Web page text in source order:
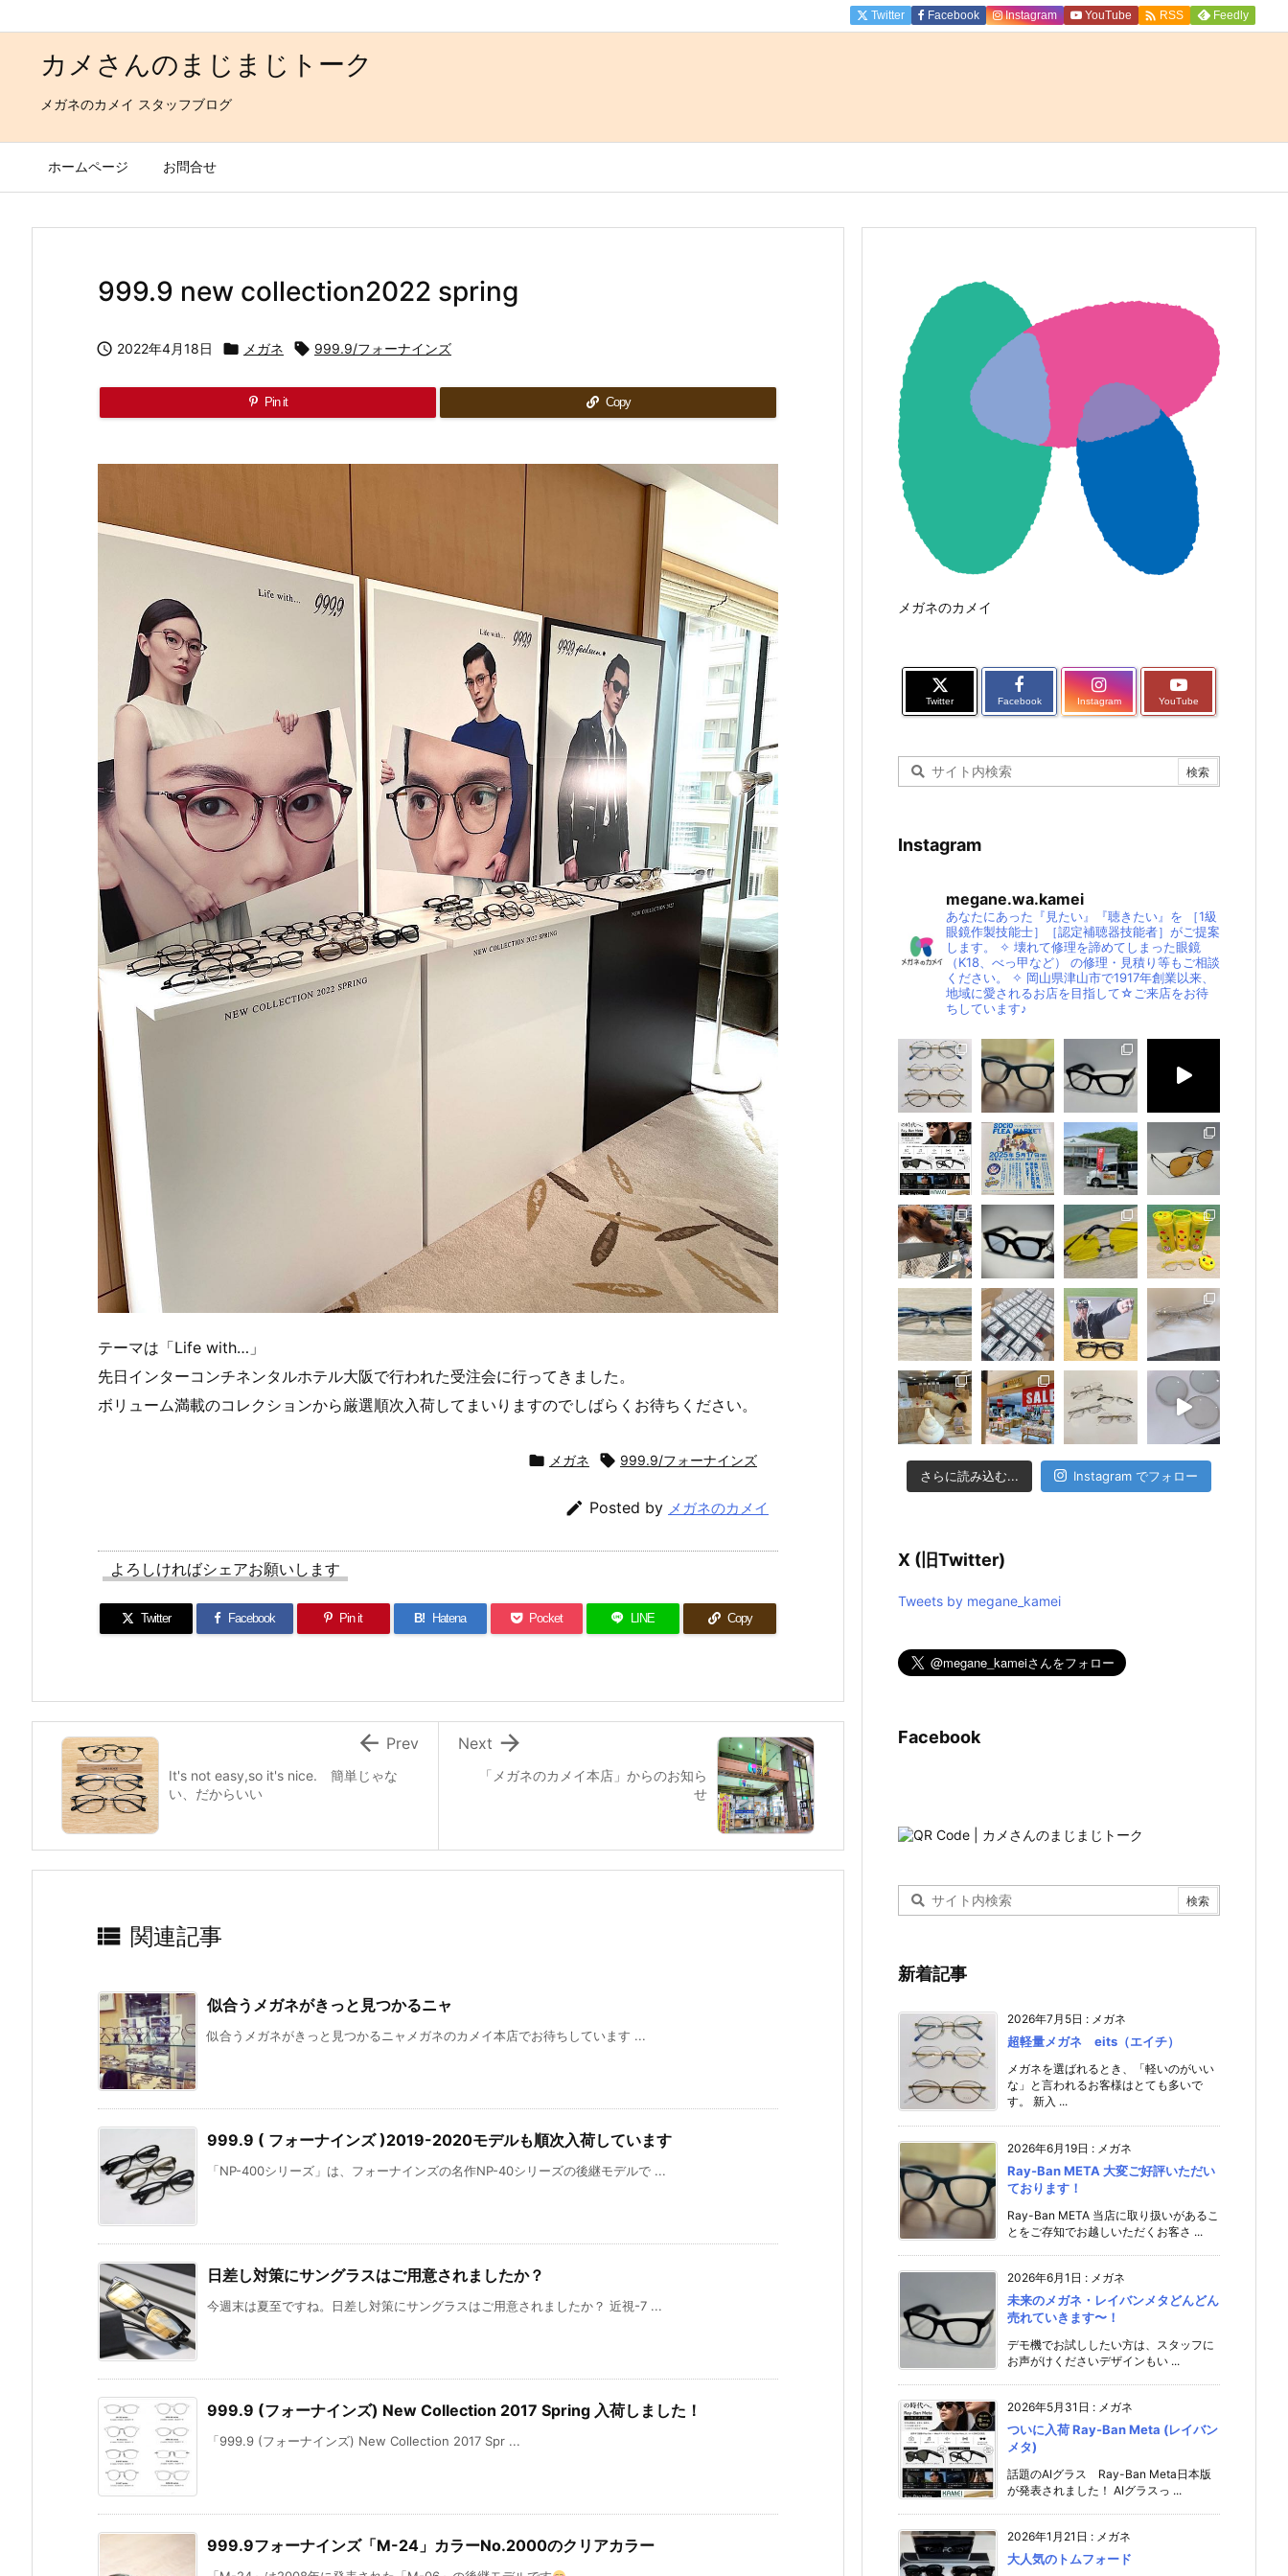
カメさんのまじまじトーク
メガネのカメイ スタッフブログ
ホームページ お問合せ
Twitter Facebook Instagram YouTube  RSS Feedly
999.9 new collection2022 spring
 2022年4月18日  メガネ  999.9/フォーナインズ
Pin it Copy
テーマは「Life with…」
先日インターコンチネンタルホテル大阪で行われた受注会に行ってきました。
ボリューム満載のコレクションから厳選順次入荷してまいりますのでしばらくお待ちください。
 メガネ  999.9/フォーナインズ
 Posted by メガネのカメイ
よろしければシェアお願いします
Twitter Facebook Pin it B! Hatena Pocket LINE Copy
「メガネのカメイ本店」からのお知ら
せ

Next
It's not easy,so it's nice. 簡単じゃな
い、だからいい
 Prev
 関連記事
似合うメガネがきっと見つかるニャ
似合うメガネがきっと見つかるニャメガネのカメイ本店でお待ちしています ...
999.9 ( フォーナインズ )2019-2020モデルも順次入荷しています
「NP-400シリーズ」は、フォーナインズの名作NP-40シリーズの後継モデルで ...
日差し対策にサングラスはご用意されましたか？
今週末は夏至ですね。日差し対策にサングラスはご用意されましたか？ 近視-7 ...
999.9 (フォーナインズ) New Collection 2017 Spring 入荷しました！
「999.9 (フォーナインズ) New Collection 2017 Spr ...
999.9フォーナインズ「M-24」カラーNo.2000のクリアカラー
メガネのカメイ
Twitter Facebook Instagram YouTube
Instagram
megane.wa.kamei
あなたにあった『見たい』『聴きたい』を ［1級
眼鏡作製技能士］［認定補聴器技能者］がご提案
します。
✧ 壊れて修理を諦めてしまった眼鏡
（K18、べっ甲など）
の修理・見積り等もご相談
ください。
✧ 岡山県津山市で1917年創業以来、
地域に愛されるお店を目指して☆ご来店をお待
ちしています♪
さらに読み込む... Instagram でフォロー
X (旧Twitter)
Tweets by megane_kamei
Facebook
新着記事
2026年7月5日 : メガネ
超軽量メガネ eits（エイチ）
メガネを選ばれるとき、「軽いのがいい
な」と言われるお客様はとても多いで
す。 新入 ...
2026年6月19日 : メガネ
Ray-Ban META 大変ご好評いただい
ております！
Ray-Ban META 当店に取り扱いがあるこ
とをご存知でお越しいただくお客さ ...
2026年6月1日 : メガネ
未来のメガネ・レイバンメタどんどん
売れていきます〜！
デモ機でお試ししたい方は、スタッフに
お声がけください️デザインもい ...
2026年5月31日 : メガネ
ついに入荷 Ray-Ban Meta (レイバン
メタ)
話題のAIグラス Ray-Ban Meta日本版
が発表されました！ AIグラスっ ...
2026年1月21日 : メガネ
大人気のトムフォード